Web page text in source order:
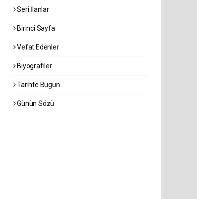
Seri İlanlar
Birinci Sayfa
Vefat Edenler
Biyografiler
Tarihte Bugün
Günün Sözü